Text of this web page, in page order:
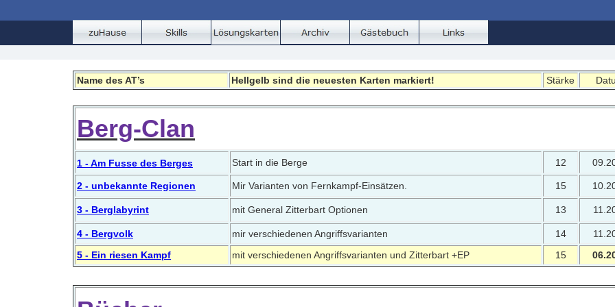
Berg-Clan
1 - Am Fusse des Berges Start in die Berge 12
2 - unbekannte Regionen Mir Varianten von Fernkampf-Einsätzen. 15
3 - Berglabyrint mit General Zitterbart Optionen 13
4 - Bergvolk mir verschiedenen Angriffsvarianten 14
5 - Ein riesen Kampf
mit verschiedenen Angriffsvarianten und Zitterbart +EP 15
Name des AT’s Hellgelb sind die neuesten Karten markiert! Stärke